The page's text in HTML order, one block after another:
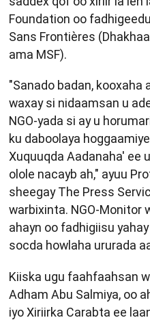
Foundation oo
Sans Frontières
ama MSF).
"Sanado badan,
waxay si nidaamsan u
NGO-yada si ay u
ku daboolaya
Xuquuqda Aadanaha' ee
olole nacayb ah," ayuu
sheegay The Press
warbixinta. NGO-Monitor
ahayn oo fadhigiisu
socda howlaha ururada
Kiiska ugu faahfaahsan
Adham Abu Salmiya, oo
iyo Xiriirka Carabta ee